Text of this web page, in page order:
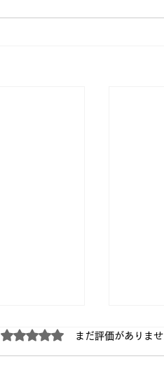
5つ星のうち0と評価されて
まだ評価がありま